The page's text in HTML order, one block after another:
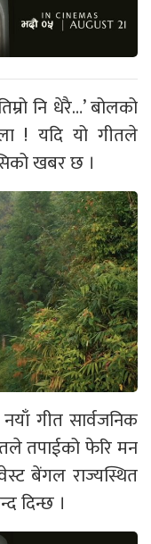
नि धेरै…’ बोलको
! यदि यो गीतले
खबर छ ।
गीत सार्वजनिक
तपाईको फेरि मन
बेंगल राज्यस्थित
दिन्छ ।